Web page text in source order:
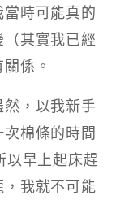
時可能真的
其實我已經
係。
，以我新手
棉條的時間
以早上起床趕
我就不可能